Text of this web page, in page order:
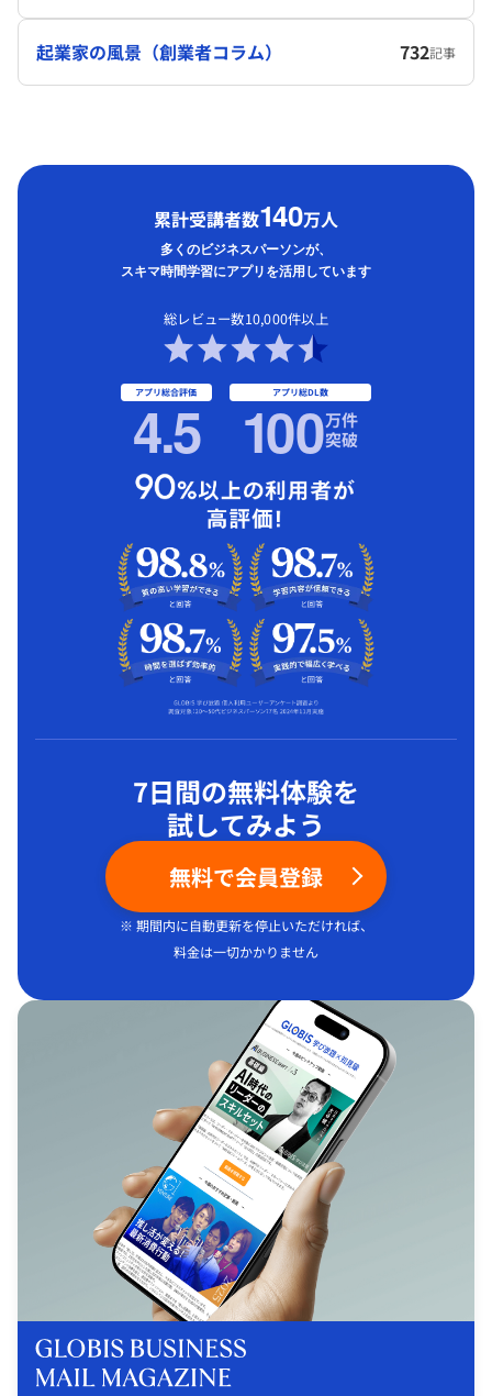
起業家の風景（創業者コラム） 732記事
累計受講者数140万人
多くのビジネスパーソンが、
スキマ時間学習にアプリを活用しています
総レビュー数10,000件以上
アプリ総合評価
4.5 アプリ総DL数
100万件
突破
7日間の無料体験を
試してみよう
無料で会員登録
※ 期間内に自動更新を停止いただければ、
料金は一切かかりません